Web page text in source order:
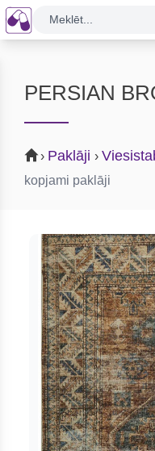
Meklēt...
PERSIAN
› Paklāji ›
kopjami paklāji